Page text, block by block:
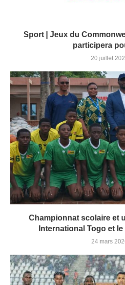
Sport | Jeux du
participera
20 juillet
Championnat scolaire et
International Togo et
24 mars